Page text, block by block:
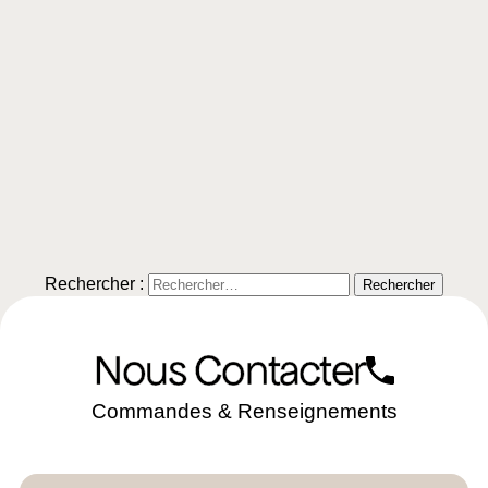
Rechercher :
Nous Contacter
Commandes & Renseignements